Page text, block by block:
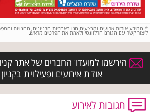
* המידע אודות ארועים ומבצעים הנו באחריות הקניונים, החנויות
ליצור קשר עם הגורם הרלוונטי ולאמת את הפרטים מראש.
הירשמו למועדון החברים של אתר
אודות אירועים ופעילויות
תגובות לאירוע